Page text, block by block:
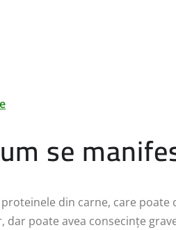
se
din carne, care poate
poate avea consecințe